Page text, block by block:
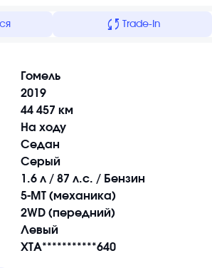
sync Trade-In
Гомель
2019
44 457 км
На ходу
Седан
Серый
1.6 л / 87 л.с. / Бензин
5-MT (механика)
2WD (передний)
Левый
XTA***********640